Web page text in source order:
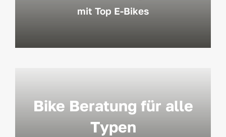
mit Top E-Bikes
Bike Beratung für alle
Typen